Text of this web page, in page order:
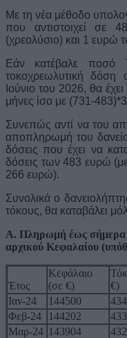
Με τη νέα μέθοδο
που αντιστοιχεί σε
(χρεολύσιο) και 1 ευρώ
Εάν κατέβαλε ποσό
τοκοχρεωλυτική
Ιούνιο του 2026, θα
μήνες ίσο με (731-
Συνεπώς αντί να του
αποπληρωμή του
δόσεις που έχει να
δόσεις των 483 ευρώ
266 ευρώ).
Συνολικά ο
τόκους, θα καταβάλει
Α. Πληρωμή έως σήμερα
αρχικού Κεφαλαίου
Έτος
Κεφάλαιο
(σε €)
€)
Ιαν-24
144500 434
Φεβ-24
144202 433
Μαρ-24 143904 432